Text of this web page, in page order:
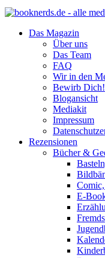
Das Magazin
Über uns
Das Team
FAQ
Wir in den
Bewirb Dich!
Blogansicht
Mediakit
Impressum
Rezensionen
Bücher &
E-